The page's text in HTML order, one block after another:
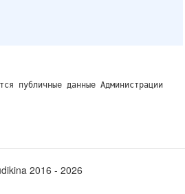
публичные данные Администрации
2016 ‐ 2026